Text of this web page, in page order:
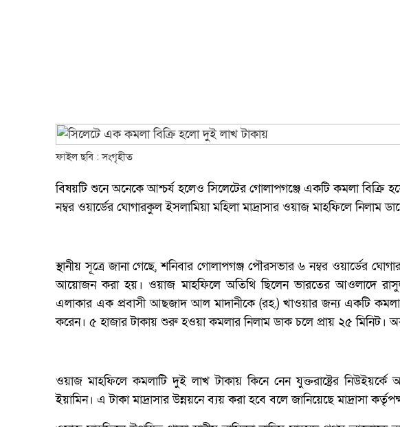
ফাইল ছবি : সংগৃহীত
বিষয়টি শুনে অনেকে আশ্চর্য হলেও সিলেটের গোলাপগঞ্জে একটি কমলা বিক্রি
নম্বর ওয়ার্ডের ঘোগারকুল ইসলামিয়া মহিলা মাদ্রাসার ওয়াজ মাহফিলে নিলাম
স্থানীয় সূত্রে জানা গেছে, শনিবার গোলাপগঞ্জ পৌরসভার ৬ নম্বর ওয়ার্ডের
আয়োজন করা হয়। ওয়াজ মাহফিলে অতিথি ছিলেন ভারতের আওলাদে
এলাকার এক প্রবাসী আছজাদ আল মাদানীকে (রহ.) খাওয়ার জন্য একটি
করেন। ৫ হাজার টাকায় শুরু হওয়া কমলার নিলাম ডাক চলে প্রায় ২৫ মিনিট।
ওয়াজ মাহফিলে কমলাটি দুই লাখ টাকায় কিনে নেন যুক্তরাষ্ট্রের নিউইয়র্কে
ইয়ামিন। এ টাকা মাদ্রাসার উন্নয়নে ব্যয় করা হবে বলে জানিয়েছে মাদ্রাসা